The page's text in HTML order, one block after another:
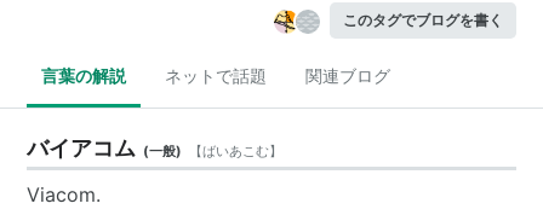
このタグでブログを書く
言葉の解説 ネットで話題 関連ブログ
バイアコム (一般) 【ばいあこむ】
Viacom.